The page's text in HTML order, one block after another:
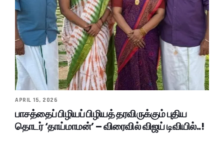
APRIL 15, 2026
பாசத்தைப் பிழியப் பிழியத் தரவிருக்கும் புதிய
தொடர் ‘தாய்மாமன்’ – விரைவில் விஜய் டிவியில்..!